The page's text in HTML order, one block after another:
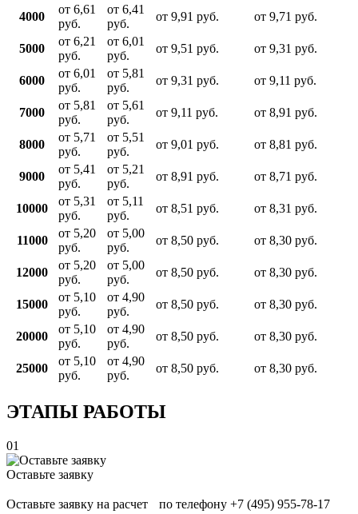
4000
от 6,61
руб.
от 6,41
руб.
от 9,91 руб. от 9,71 руб.
5000
от 6,21
руб.
от 6,01
руб.
от 9,51 руб. от 9,31 руб.
6000
от 6,01
руб.
от 5,81
руб.
от 9,31 руб. от 9,11 руб.
7000
от 5,81
руб.
от 5,61
руб.
от 9,11 руб. от 8,91 руб.
8000
от 5,71
руб.
от 5,51
руб.
от 9,01 руб. от 8,81 руб.
9000
от 5,41
руб.
от 5,21
руб.
от 8,91 руб. от 8,71 руб.
10000
от 5,31
руб.
от 5,11
руб.
от 8,51 руб. от 8,31 руб.
11000
от 5,20
руб.
от 5,00
руб.
от 8,50 руб. от 8,30 руб.
12000
от 5,20
руб.
от 5,00
руб.
от 8,50 руб. от 8,30 руб.
15000
от 5,10
руб.
от 4,90
руб.
от 8,50 руб. от 8,30 руб.
20000
от 5,10
руб.
от 4,90
руб.
от 8,50 руб. от 8,30 руб.
25000
от 5,10
руб.
от 4,90
руб.
от 8,50 руб. от 8,30 руб.
ЭТАПЫ РАБОТЫ
01
Оставьте заявку
Оставьте заявку на расчет по телефону +7 (495) 955-78-17